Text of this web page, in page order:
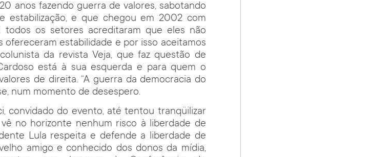
anos fazendo guerra de valores, sabotando
estabilização, e que chegou em 2002 com
todos os setores acreditaram que eles não
ofereceram estabilidade e por isso aceitamos
da revista Veja, que faz questão de
está à sua esquerda e para quem o
de direita. “A guerra da democracia do
num momento de desespero.
convidado do evento, até tentou tranqüilizar
no horizonte nenhum risco à liberdade de
Lula respeita e defende a liberdade de
amigo e conhecido dos donos da mídia,